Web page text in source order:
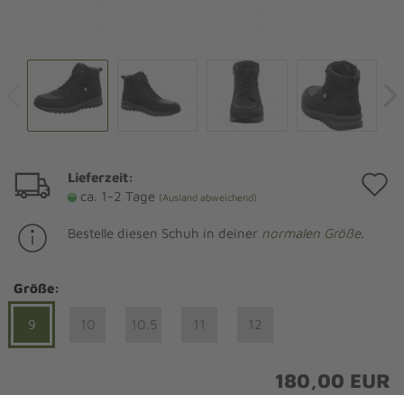
Lieferzeit:
ca. 1-2 Tage (Ausland abweichend)
Bestelle diesen Schuh in deiner normalen Größe.
Größe:
9 10 10.5 11 12
180,00 EUR